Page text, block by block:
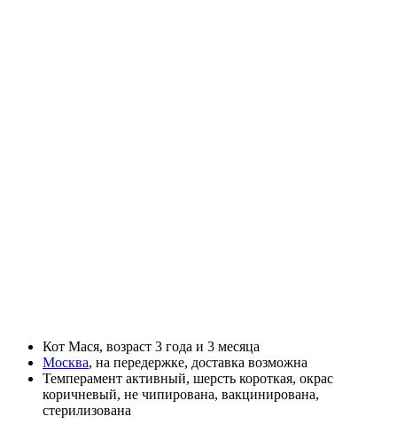
Кот Мася, возраст 3 года и 3 месяца
Москва, на передержке, доставка возможна
Темперамент активный, шерсть короткая, окрас
коричневый, не чипирована, вакцинирована,
стерилизована